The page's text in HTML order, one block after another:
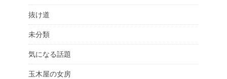
抜け道
未分類
気になる話題
玉木屋の女房